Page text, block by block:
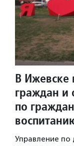
В Ижевске
граждан и
по
Управление